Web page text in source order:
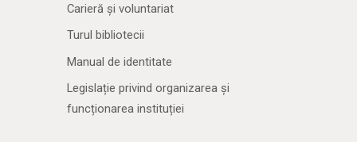
Carieră și voluntariat
Turul bibliotecii
Manual de identitate
Legislație privind organizarea și
funcționarea instituției